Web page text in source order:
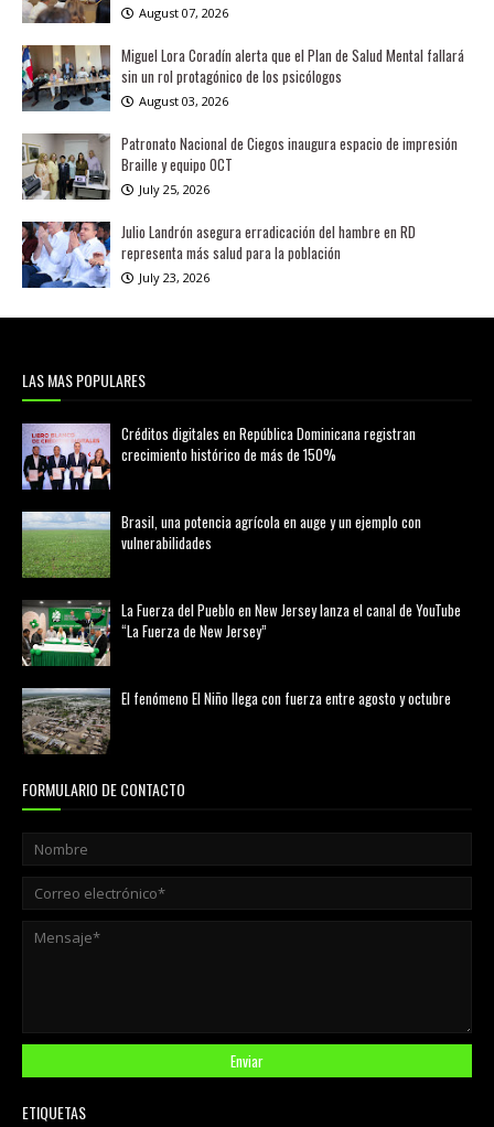
August 07, 2026
Miguel Lora Coradín alerta que el Plan de Salud Mental fallará
sin un rol protagónico de los psicólogos
August 03, 2026
Patronato Nacional de Ciegos inaugura espacio de impresión
Braille y equipo OCT
July 25, 2026
Julio Landrón asegura erradicación del hambre en RD
representa más salud para la población
July 23, 2026
LAS MAS POPULARES
Créditos digitales en República Dominicana registran
crecimiento histórico de más de 150%
Brasil, una potencia agrícola en auge y un ejemplo con
vulnerabilidades
La Fuerza del Pueblo en New Jersey lanza el canal de YouTube
“La Fuerza de New Jersey”
El fenómeno El Niño llega con fuerza entre agosto y octubre
FORMULARIO DE CONTACTO
ETIQUETAS